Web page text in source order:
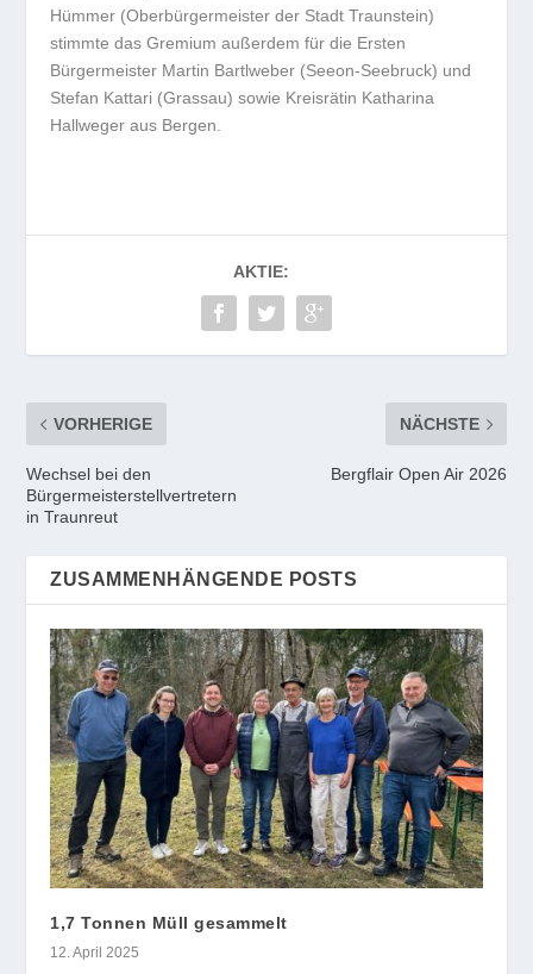
Hümmer (Oberbürgermeister der Stadt Traunstein)
stimmte das Gremium außerdem für die Ersten
Bürgermeister Martin Bartlweber (Seeon-Seebruck) und
Stefan Kattari (Grassau) sowie Kreisrätin Katharina
Hallweger aus Bergen.
AKTIE:
VORHERIGE
Wechsel bei den
Bürgermeisterstellvertretern
in Traunreut
NÄCHSTE
Bergflair Open Air 2026
ZUSAMMENHÄNGENDE POSTS
1,7 Tonnen Müll gesammelt
12. April 2025